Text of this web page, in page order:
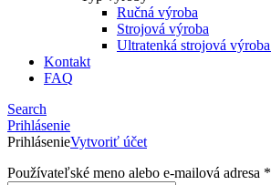
Ručná výroba
Strojová výroba
Ultratenká strojová výroba
Kontakt
FAQ
Search
Prihlásenie
PrihlásenieVytvoriť účet
Používateľské meno alebo e-mailová adresa *